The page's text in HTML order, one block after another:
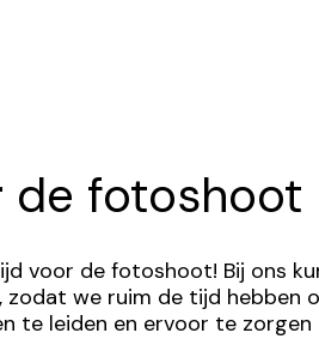
de fotoshoot
voor de fotoshoot! Bij ons
zodat we ruim de tijd hebben
te leiden en ervoor te